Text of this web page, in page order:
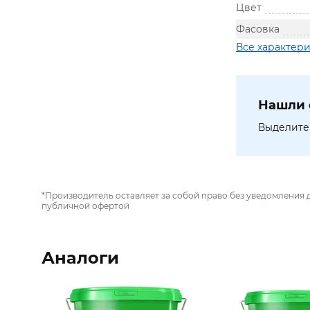
Цвет
Фасовка
Все
Нашли
*Производитель оставляет за собой право без
публичной офертой
Аналоги